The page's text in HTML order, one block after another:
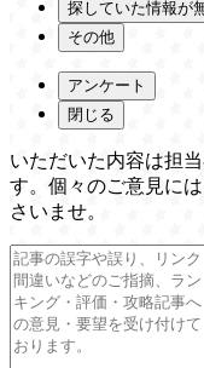
探していた情報が
その他
アンケート
閉じる
いただいた内容は担
す。個々のご意見に
さいませ。